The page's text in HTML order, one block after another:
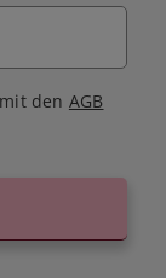
den AGB